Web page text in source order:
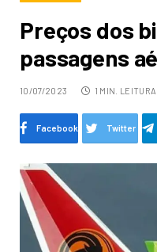
Preços dos
passagens
10/07/2023 1 MIN. LEITURA
Facebook Twitter